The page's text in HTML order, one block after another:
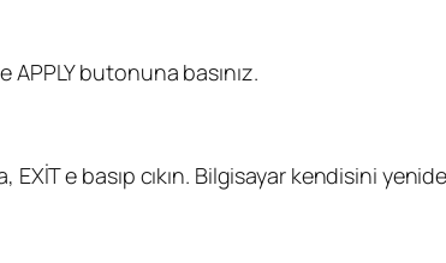
butonuna basınız.
e basıp cıkın. Bilgisayar kendisini